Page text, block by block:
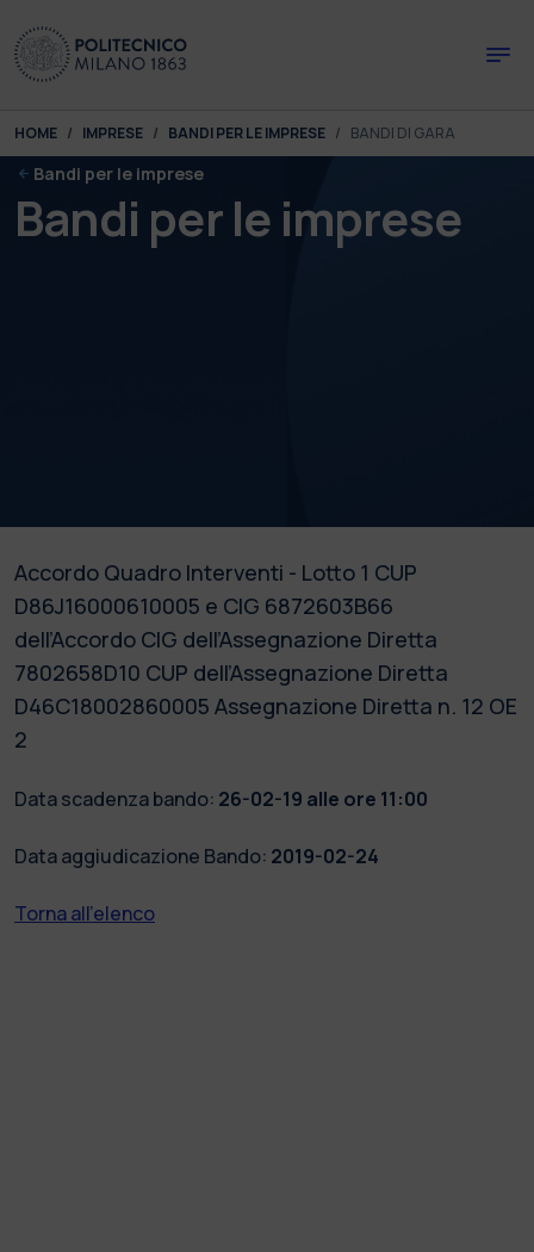
You are here:
HOME IMPRESE BANDI PER LE IMPRESE BANDI DI GARA
Bandi per le imprese
Bandi per le imprese
Accordo Quadro Interventi - Lotto 1 CUP
D86J16000610005 e CIG 6872603B66
dell’Accordo CIG dell’Assegnazione Diretta
7802658D10 CUP dell’Assegnazione Diretta
D46C18002860005 Assegnazione Diretta n. 12 OE
2
Data scadenza bando: 26-02-19 alle ore 11:00
Data aggiudicazione Bando: 2019-02-24
Torna all'elenco